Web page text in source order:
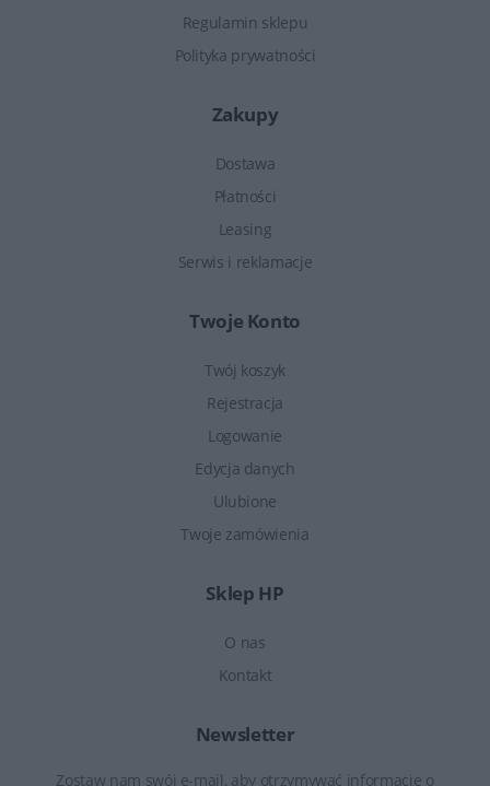
Regulamin sklepu
Polityka prywatności
Zakupy
Dostawa
Płatności
Leasing
Serwis i reklamacje
Twoje Konto
Twój koszyk
Rejestracja
Logowanie
Edycja danych
Ulubione
Twoje zamówienia
Sklep HP
O nas
Kontakt
Newsletter
Zostaw nam swój e-mail, aby otrzymywać informacje o